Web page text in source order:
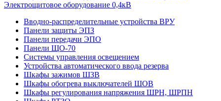
Электрощитовое оборудование 0,4кВ
Вводно-распределительные устройства ВРУ
Панели защиты ЭПЗ
Панели передачи ЭПО
Панели ЩО-70
Системы управления освещением
Устройства автоматического ввода резерва
Шкафы зажимов ШЗВ
Шкафы обогрева выключателей ШОВ
Шкафы регулирования напряжения ШРН, ШРПН